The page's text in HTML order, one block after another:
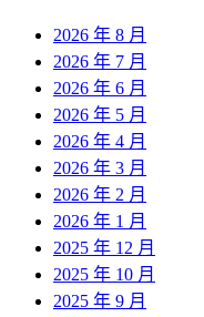
2026 年 8 月
2026 年 7 月
2026 年 6 月
2026 年 5 月
2026 年 4 月
2026 年 3 月
2026 年 2 月
2026 年 1 月
2025 年 12 月
2025 年 10 月
2025 年 9 月